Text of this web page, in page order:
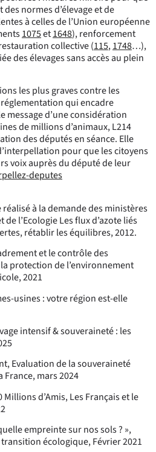
normes d’élevage et de
à celles de l’Union européenne
1075et1648), renforcement
collective (115,1748…),
des élevages sans accès au plein
les plus graves contre les
qui encadre
message d’une considération
de millions d’animaux, L214
des députés en séance. Elle
pour que les citoyens
voix auprès du député de leur
deputes
réalisé à la demande des ministères
l’Ecologie Les flux d’azote liés
rétablir les équilibres, 2012.
et le contrôle des
protection de l’environnement
2021
usines : votre région est-elle
intensif & souveraineté : les
Evaluation de la souveraineté
mars 2024
d’Amis, Les Français et le
empreinte sur nos sols ? »,
transition écologique, Février 2021